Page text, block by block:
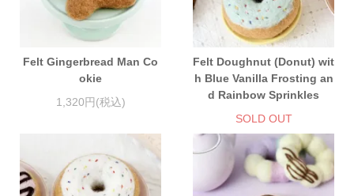
Felt Gingerbread Man Co
okie
1,320円(税込)
Felt Doughnut (Donut) wit
h Blue Vanilla Frosting an
d Rainbow Sprinkles
SOLD OUT